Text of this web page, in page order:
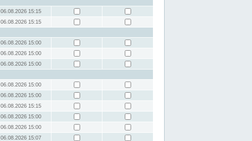
06.08.2026 15:15
06.08.2026 15:15
06.08.2026 15:00
06.08.2026 15:00
06.08.2026 15:00
06.08.2026 15:00
06.08.2026 15:00
06.08.2026 15:15
06.08.2026 15:00
06.08.2026 15:00
06.08.2026 15:07